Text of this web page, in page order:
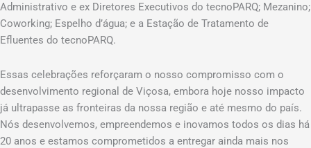
Administrativo e ex Diretores Executivos do tecnoPARQ; Mezanino;
Coworking; Espelho d’água; e a Estação de Tratamento de
Efluentes do tecnoPARQ.
Essas celebrações reforçaram o nosso compromisso com o
desenvolvimento regional de Viçosa, embora hoje nosso impacto
já ultrapasse as fronteiras da nossa região e até mesmo do país.
Nós desenvolvemos, empreendemos e inovamos todos os dias há
20 anos e estamos comprometidos a entregar ainda mais nos